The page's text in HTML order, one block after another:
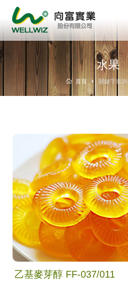
水果
首頁 關鍵字查詢
乙基麥芽醇 FF-037/011